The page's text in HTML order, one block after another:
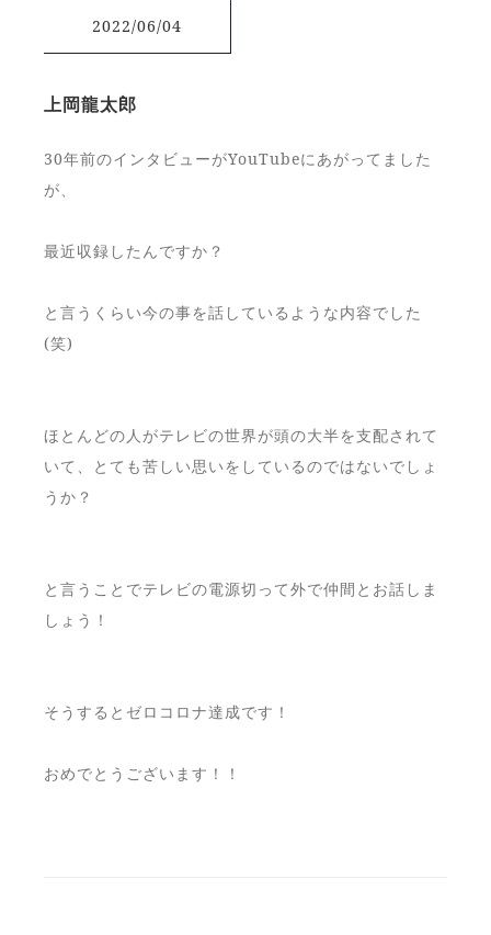
2022/06/04
上岡龍太郎
30年前のインタビューがYouTubeにあがってました
が、
最近収録したんですか？
と言うくらい今の事を話しているような内容でした
(笑)
ほとんどの人がテレビの世界が頭の大半を支配されて
いて、とても苦しい思いをしているのではないでしょ
うか？
と言うことでテレビの電源切って外で仲間とお話しま
しょう！
そうするとゼロコロナ達成です！
おめでとうございます！！